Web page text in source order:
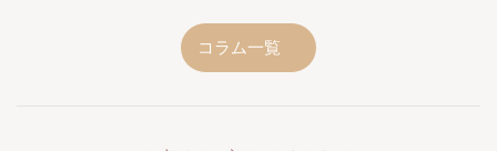
コラム一覧